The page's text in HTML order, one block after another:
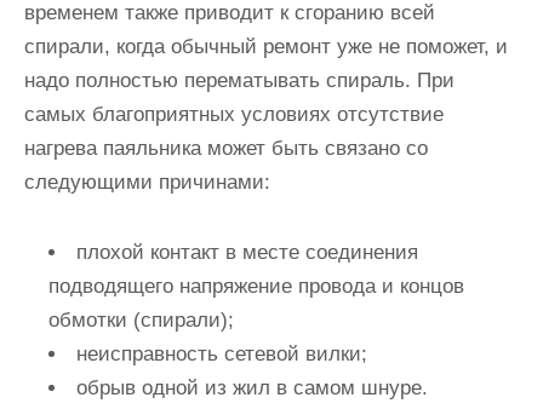
временем также приводит к сгоранию всей
спирали, когда обычный ремонт уже не поможет, и
надо полностью перематывать спираль. При
самых благоприятных условиях отсутствие
нагрева паяльника может быть связано со
следующими причинами:
плохой контакт в месте соединения
подводящего напряжение провода и концов
обмотки (спирали);
неисправность сетевой вилки;
обрыв одной из жил в самом шнуре.